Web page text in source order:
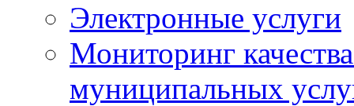
Электронные услуги
Мониторинг
муниципальных